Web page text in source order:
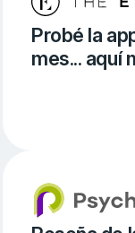
Probé la
mes... aquí